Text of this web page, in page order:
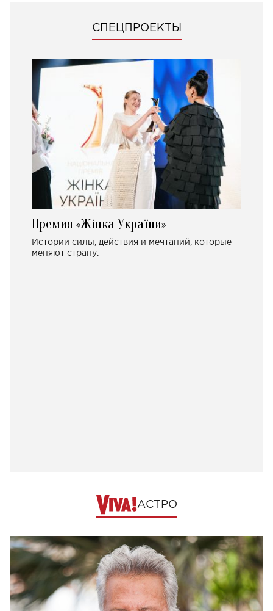
СПЕЦПРОЕКТЫ
Премия «Жінка України»
Истории силы, действия и мечтаний, которые
меняют страну.
АСТРО